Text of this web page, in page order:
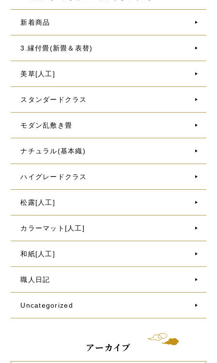
新着商品
3.縁付畳(新畳＆表替)
美草[人工]
スタンダードクラス
モダン乱敷き畳
ナチュラル(基本織)
ハイグレードクラス
松露[人工]
カラーマット[人工]
和紙[人工]
職人日記
Uncategorized
アーカイブ